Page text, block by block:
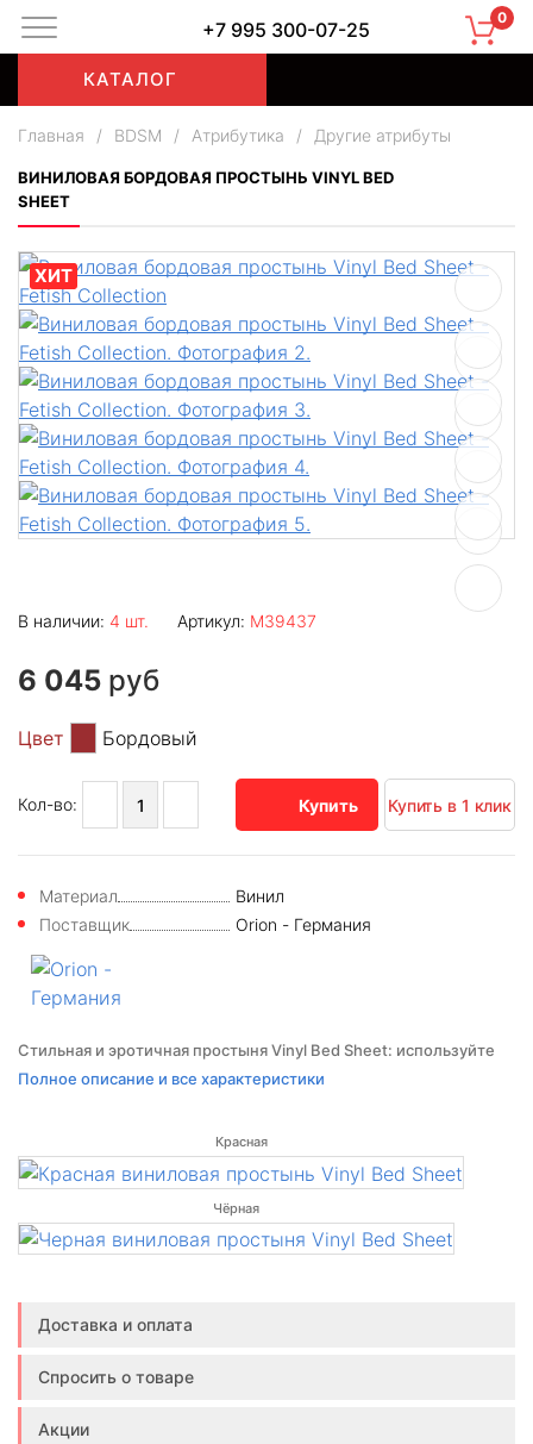
+7 995 300-07-25
0
КАТАЛОГ
Главная / BDSM / Атрибутика / Другие атрибуты
ВИНИЛОВАЯ БОРДОВАЯ ПРОСТЫНЬ VINYL BED
SHEET
ХИТ
В наличии: 4 шт. Артикул: M39437
6 045 руб
Цвет Бордовый
Кол-во: Купить Купить в 1 клик
Материал
Винил
Поставщик
Orion - Германия
Стильная и эротичная простыня Vinyl Bed Sheet: используйте
её для эротических игр как покрывало или драпируйте
блестящая на свету поверхность.
Размер - 200 х 230 см.
Полное описание и все характеристики
Красная
Чёрная
Доставка и оплата
Спросить о товаре
Акции